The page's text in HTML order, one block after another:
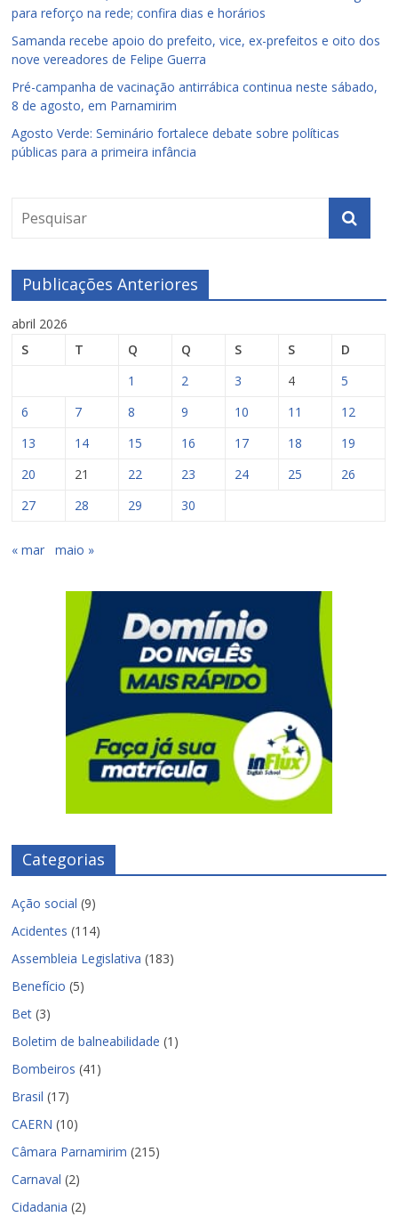
para reforço na rede; confira dias e horários
Samanda recebe apoio do prefeito, vice, ex-prefeitos e oito dos
nove vereadores de Felipe Guerra
Pré-campanha de vacinação antirrábica continua neste sábado,
8 de agosto, em Parnamirim
Agosto Verde: Seminário fortalece debate sobre políticas
públicas para a primeira infância
Publicações Anteriores
abril 2026
S
T Q Q S S
D
1
2 3 4
5
6
7 8 9 10 11
12
13
14 15 16 17 18
19
20
21 22 23 24 25
26
27
28 29 30
« mar maio »
Categorias
Ação social (9)
Acidentes (114)
Assembleia Legislativa (183)
Benefício (5)
Bet (3)
Boletim de balneabilidade (1)
Bombeiros (41)
Brasil (17)
CAERN (10)
Câmara Parnamirim (215)
Carnaval (2)
Cidadania (2)